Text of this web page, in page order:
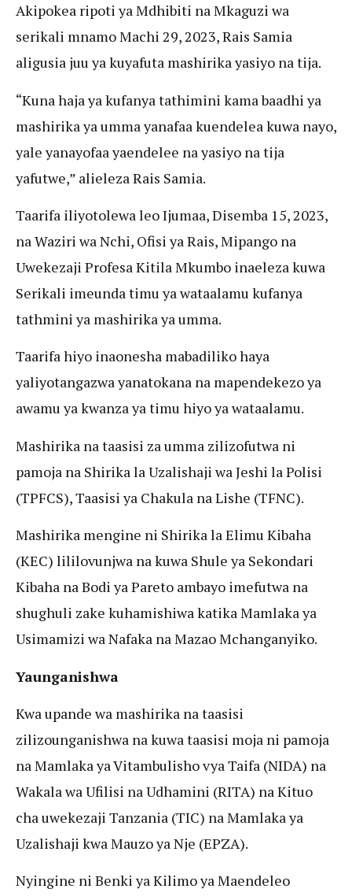
Akipokea ripoti ya Mdhibiti na Mkaguzi wa
serikali mnamo Machi 29, 2023, Rais Samia
aligusia juu ya kuyafuta mashirika yasiyo na tija.
“Kuna haja ya kufanya tathimini kama baadhi ya
mashirika ya umma yanafaa kuendelea kuwa nayo,
yale yanayofaa yaendelee na yasiyo na tija
yafutwe,” alieleza Rais Samia.
Taarifa iliyotolewa leo Ijumaa, Disemba 15, 2023,
na Waziri wa Nchi, Ofisi ya Rais, Mipango na
Uwekezaji Profesa Kitila Mkumbo inaeleza kuwa
Serikali imeunda timu ya wataalamu kufanya
tathmini ya mashirika ya umma.
Taarifa hiyo inaonesha mabadiliko haya
yaliyotangazwa yanatokana na mapendekezo ya
awamu ya kwanza ya timu hiyo ya wataalamu.
Mashirika na taasisi za umma zilizofutwa ni
pamoja na Shirika la Uzalishaji wa Jeshi la Polisi
(TPFCS), Taasisi ya Chakula na Lishe (TFNC).
Mashirika mengine ni Shirika la Elimu Kibaha
(KEC) lililovunjwa na kuwa Shule ya Sekondari
Kibaha na Bodi ya Pareto ambayo imefutwa na
shughuli zake kuhamishiwa katika Mamlaka ya
Usimamizi wa Nafaka na Mazao Mchanganyiko.
Yaunganishwa
Kwa upande wa mashirika na taasisi
zilizounganishwa na kuwa taasisi moja ni pamoja
na Mamlaka ya Vitambulisho vya Taifa (NIDA) na
Wakala wa Ufilisi na Udhamini (RITA) na Kituo
cha uwekezaji Tanzania (TIC) na Mamlaka ya
Uzalishaji kwa Mauzo ya Nje (EPZA).
Nyingine ni Benki ya Kilimo ya Maendeleo